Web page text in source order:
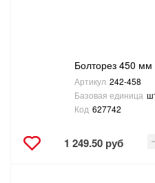
Болторез 450
Артикул 242-458
Базовая единица
Код 627742
1 249.50 руб